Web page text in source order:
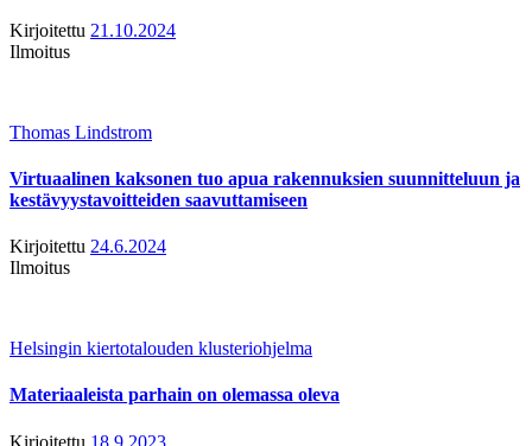
Kirjoitettu 21.10.2024
Ilmoitus
Thomas Lindstrom
Virtuaalinen kaksonen tuo apua rakennuksien suunnitteluun ja
kestävyystavoitteiden saavuttamiseen
Kirjoitettu 24.6.2024
Ilmoitus
Helsingin kiertotalouden klusteriohjelma
Materiaaleista parhain on olemassa oleva
Kirjoitettu 18.9.2023